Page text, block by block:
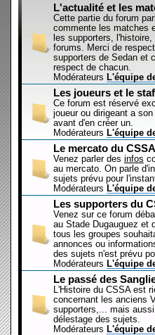
L'actualité et les
Cette partie du forum
commente les matches
les supporters,
forums. Merci de
supporters de Sedan et
respect de chacun.
Modérateurs L'équipe
Les joueurs et le
Ce forum est réservé
joueur ou dirigeant a
avant d'en créer un.
Modérateurs L'équipe
Le mercato du CSSA
Venez parler des infos
au mercato. On parle
sujets prévu pour
Modérateurs L'équipe
Les supporters du
Venez sur ce forum
au Stade Dugauguez et
tous les groupes
annonces ou
des sujets n'est prévu
Modérateurs L'équipe
Le passé des
L'Histoire du CSSA est
concernant les anciens
supporters,... mais
délestage des sujets.
Modérateurs L'équipe